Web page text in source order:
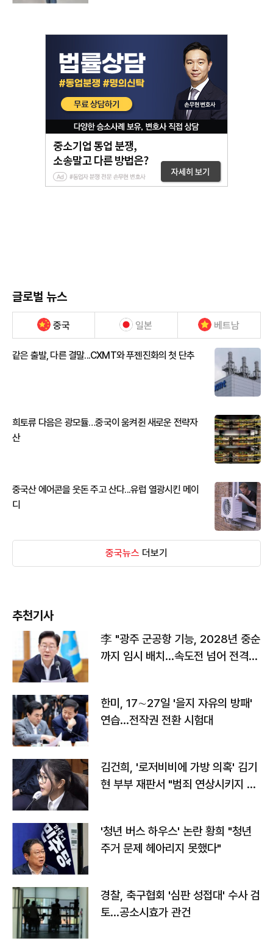
글로벌 뉴스
중국 일본 베트남
같은 출발, 다른 결말...CXMT와 푸젠진화의 첫 단추
희토류 다음은 광모듈…중국이 움켜쥔 새로운 전략자
산
중국산 에어콘을 웃돈 주고 산다...유럽 열광시킨 메이
디
중국뉴스 더보기
추천기사
李 "광주 군공항 기능, 2028년 중순
까지 임시 배치…속도전 넘어 전격
한미, 17∼27일 '을지 자유의 방패'
연습…전작권 전환 시험대
김건희, '로저비비에 가방 의혹' 김기
현 부부 재판서 "범죄 연상시키지 말
'청년 버스 하우스' 논란 황희 "청년
주거 문제 헤아리지 못했다"
경찰, 축구협회 '심판 성접대' 수사 검
토…공소시효가 관건